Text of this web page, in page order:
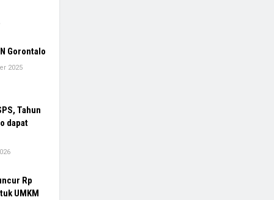
Gorontalo
2025
Tahun
dapat
Rp
UMKM